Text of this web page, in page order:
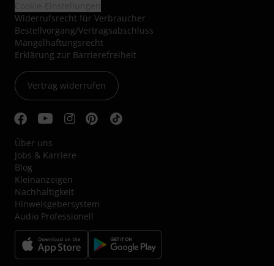
Widerrufsrecht für Verbraucher
Bestellvorgang/Vertragsabschluss
Mängelhaftungsrecht
Erklärung zur Barrierefreiheit
Vertrag widerrufen
Über uns
Jobs & Karriere
Blog
Kleinanzeigen
Nachhaltigkeit
Hinweisgebersystem
Audio Professionell